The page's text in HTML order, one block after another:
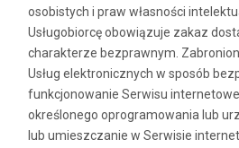
osobistych i praw własności
Usługobiorcę obowiązuje zakaz
charakterze bezprawnym.
Usług elektronicznych w sposób
funkcjonowanie Serwisu
określonego oprogramowania lub
lub umieszczanie w Serwisie